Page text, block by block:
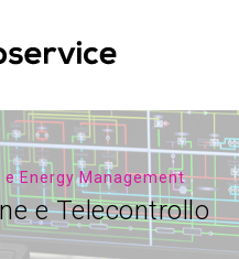
Energy Management
e Telecontrollo